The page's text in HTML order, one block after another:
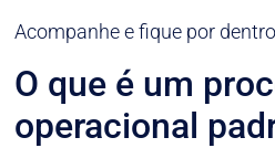
Acompanhe e fique por
O que é um
operacional